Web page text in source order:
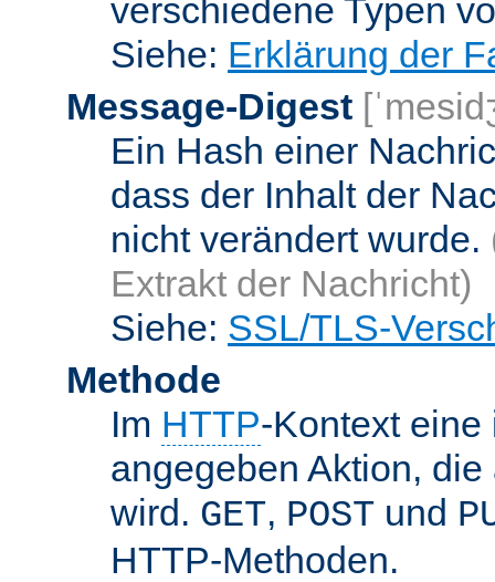
verschiedene Typen
Siehe: Erklärung der
Message-Digest
Ein Hash einer
dass der Inhalt der
nicht verändert wurde.
Extrakt der Nachricht)
Siehe: SSL/TLS-
Methode
Im HTTP-Kontext eine
angegeben Aktion,
wird. GET, POST und
HTTP-Methoden.